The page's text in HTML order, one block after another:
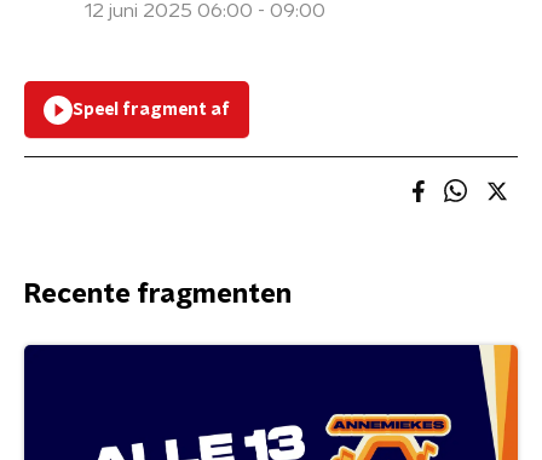
12 juni 2025 06:00 - 09:00
Speel fragment af
Recente fragmenten